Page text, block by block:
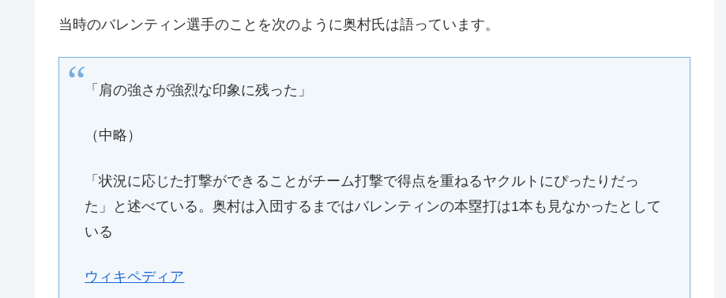
当時のバレンティン選手のことを次のように奥村氏は語っています。
「肩の強さが強烈な印象に残った」
（中略）
「状況に応じた打撃ができることがチーム打撃で得点を重ねるヤクルトにぴったりだっ
た」と述べている。奥村は入団するまではバレンティンの本塁打は1本も見なかったとして
いる
ウィキペディア